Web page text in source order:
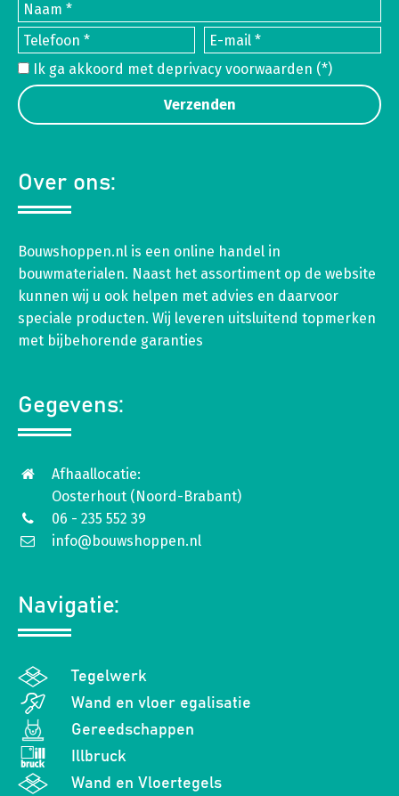
Ik ga akkoord met deprivacy voorwaarden (*)
Over ons:
Bouwshoppen.nl is een online handel in
bouwmaterialen. Naast het assortiment op de website
kunnen wij u ook helpen met advies en daarvoor
speciale producten. Wij leveren uitsluitend topmerken
met bijbehorende garanties
Gegevens:
Afhaallocatie:
Oosterhout (Noord-Brabant)
06 - 235 552 39
info@bouwshoppen.nl
Navigatie:
Tegelwerk
Wand en vloer egalisatie
Gereedschappen
Illbruck
Wand en Vloertegels